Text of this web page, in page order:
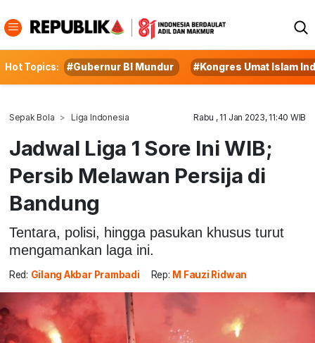
Hot Topics: #Gubernur BI Mundur #Kongres Umat Islam
Sepak Bola Liga Indonesia Rabu , 11 Jan 2023, 11:40 WIB
Jadwal Liga 1 Sore Ini WIB;
Persib Melawan Persija di
Bandung
Tentara, polisi, hingga pasukan khusus turut
mengamankan laga ini.
Red: Gilang Akbar Prambadi Rep: M Fauzi Ridwan